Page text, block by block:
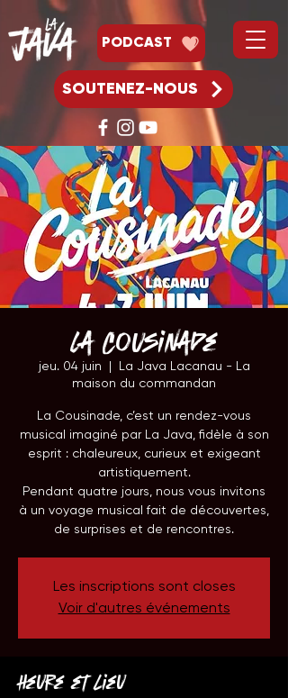
PODCAST
SOUTENEZ-NOUS
La Cousinade
jeu. 04 juin
La Java Lacanau - La
maison du commandan
La Cousinade, c’est un rendez-vous
musical imaginé par La Java, fidèle à son
esprit : chaleureux, curieux et exigeant
artistiquement.
Pendant quatre jours, nous vous invitons
à un voyage musical fait de découvertes,
de surprises et de rencontres.
Les inscriptions sont closes
Voir d'autres événements
Heure et lieu